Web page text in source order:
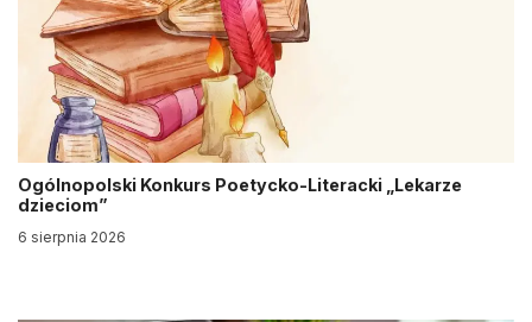
Ogólnopolski Konkurs Poetycko-Literacki „Lekarze
dzieciom”
6 sierpnia 2026